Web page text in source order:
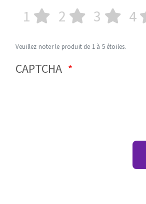
1 2 3 4
Veuillez noter le produit de 1 à 5 étoiles.
CAPTCHA